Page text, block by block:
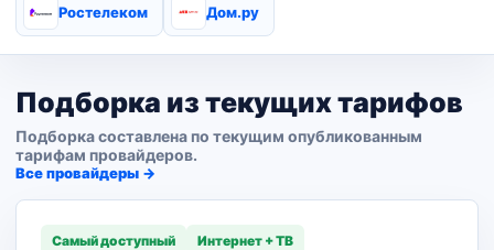
Ростелеком Дом.ру
Подборка из текущих тарифов
Подборка составлена по текущим опубликованным
тарифам провайдеров.
Все провайдеры →
Самый доступный Интернет + ТВ